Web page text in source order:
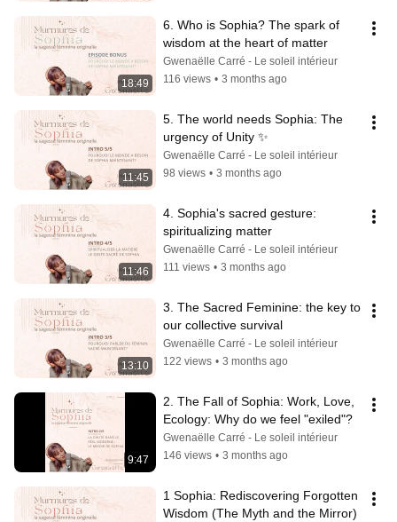
18:49
6. Who is Sophia? The spark of
wisdom at the heart of matter
Gwenaëlle Carré - Le soleil intérieur
116 views • 3 months ago
11:45
5. The world needs Sophia: The
urgency of Unity ✨
Gwenaëlle Carré - Le soleil intérieur
98 views • 3 months ago
11:46
4. Sophia's sacred gesture:
spiritualizing matter
Gwenaëlle Carré - Le soleil intérieur
111 views • 3 months ago
13:10
3. The Sacred Feminine: the key to
our collective survival
Gwenaëlle Carré - Le soleil intérieur
122 views • 3 months ago
9:47
2. The Fall of Sophia: Work, Love,
Ecology: Why do we feel "exiled"?
Gwenaëlle Carré - Le soleil intérieur
146 views • 3 months ago
1 Sophia: Rediscovering Forgotten
Wisdom (The Myth and the Mirror)